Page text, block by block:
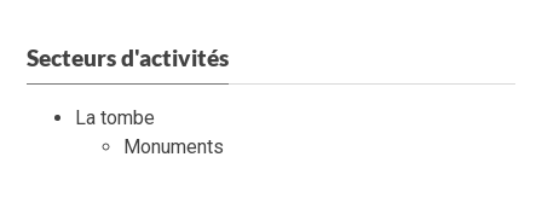
Secteurs d'activités
La tombe
Monuments